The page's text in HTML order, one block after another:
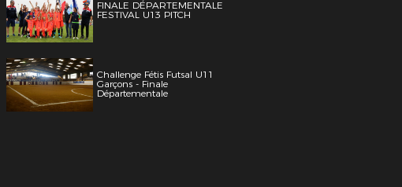
FINALE DÉPARTEMENTALE
FESTIVAL U13 PITCH
Challenge Fétis Futsal U11
Garçons - Finale
Départementale